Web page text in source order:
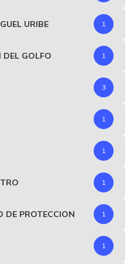
URIBE 1
DEL GOLFO 1
3
1
1
1
DE PROTECCION 1
1